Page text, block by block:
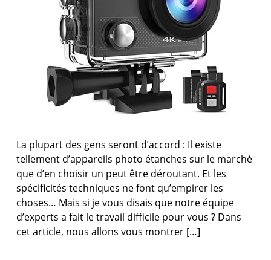
La plupart des gens seront d’accord : Il existe
tellement d’appareils photo étanches sur le marché
que d’en choisir un peut être déroutant. Et les
spécificités techniques ne font qu’empirer les
choses… Mais si je vous disais que notre équipe
d’experts a fait le travail difficile pour vous ? Dans
cet article, nous allons vous montrer […]